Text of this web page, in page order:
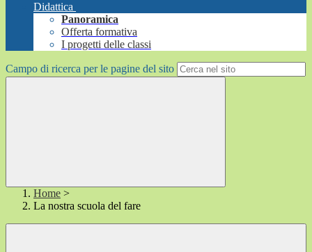
Didattica
Panoramica
Offerta formativa
I progetti delle classi
Campo di ricerca per le pagine del sito
Home >
La nostra scuola del fare